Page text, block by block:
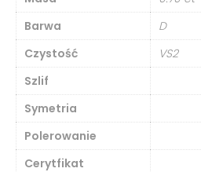
Barwa
D
Czystość
VS2
Szlif
Symetria
Polerowanie
Cerytfikat